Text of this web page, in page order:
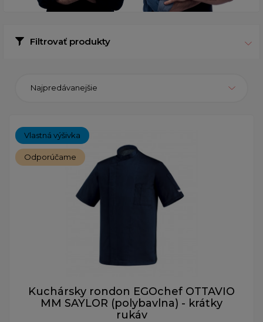
Filtrovať produkty
Najpredávanejšie
Vlastná výšivka
Odporúčame
Kuchársky rondon EGOchef OTTAVIO
MM SAYLOR (polybavlna) - krátky
rukáv